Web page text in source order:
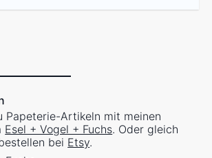
Papeterie-Artikeln mit meinen
Esel + Vogel + Fuchs. Oder gleich
bei Etsy.